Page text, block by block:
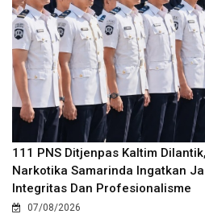
111 PNS Ditjenpas Kaltim
Narkotika Samarinda Ingatkan
Integritas Dan Profesionalisme
07/08/2026